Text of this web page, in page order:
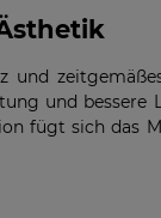
und
und bessere
fügt sich das